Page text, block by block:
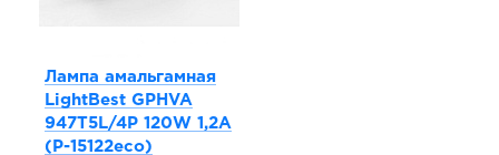
Лампа амальгамная
LightBest GPHVA
947T5L/4P 120W 1,2A
(P-15122eco)